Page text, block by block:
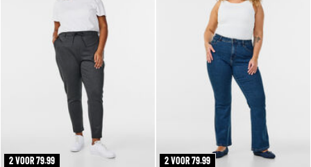
2 VOOR 79.99 2 VOOR 79.99